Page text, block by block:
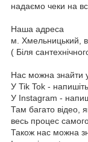
надаємо чеки на
Наша адреса
м. Хмельницький,
( Біля
Нас можна знайти
У Tik Tok -
У Instagram -
Там багато відео,
весь процес
Також нас можна